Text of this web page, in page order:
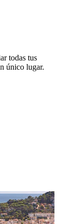
todas tus
único lugar.